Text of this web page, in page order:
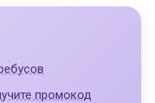
промокод